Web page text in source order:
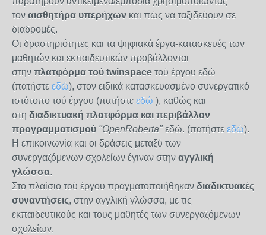
τον αισθητήρα υπερήχων και πώς να ταξιδεύουν σε
διαδρομές.
Οι δραστηριότητες και τα ψηφιακά έργα-κατασκευές των
μαθητών και εκπαιδευτικών προβάλλονται
στην πλατφόρμα τού twinspace τού έργου εδώ
(πατήστε εδώ), στον ειδικά κατασκευασμένο συνεργατικό
ιστότοπο τού έργου (πατήστε εδώ ), καθώς και
στη διαδικτυακή πλατφόρμα και περιβάλλον
προγραμματισμού "OpenRoberta" εδώ. (πατήστε εδώ).
Η επικοινωνία και οι δράσεις μεταξύ των
συνεργαζόμενων σχολείων έγιναν στην αγγλική
γλώσσα.
Στο πλαίσιο τού έργου πραγματοποιήθηκαν διαδικτυακές
συναντήσεις, στην αγγλική γλώσσα, με τις
εκπαιδευτικούς και τους μαθητές των συνεργαζόμενων
σχολείων.